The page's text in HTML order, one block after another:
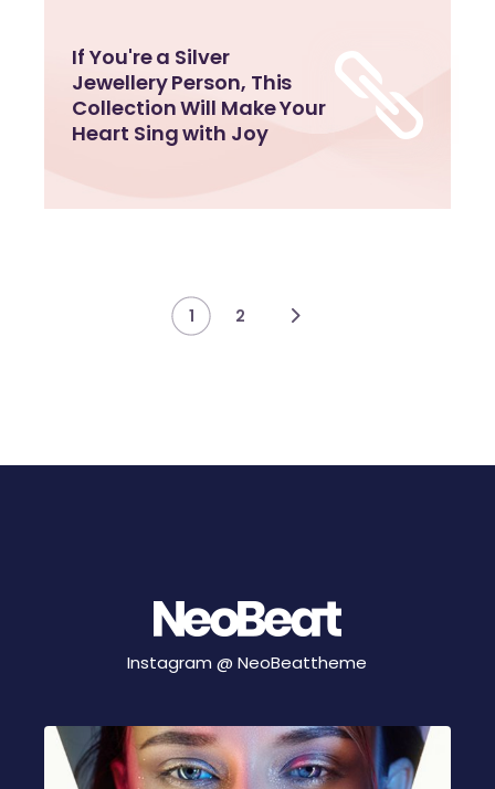
If You're a Silver
Jewellery Person, This
Collection Will Make Your
Heart Sing with Joy
1 2
Instagram @NeoBeattheme